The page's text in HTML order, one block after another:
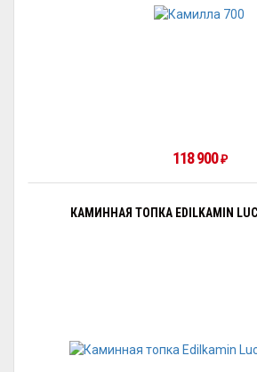
118 900 ₽
КАМИННАЯ ТОПКА EDILKAMIN